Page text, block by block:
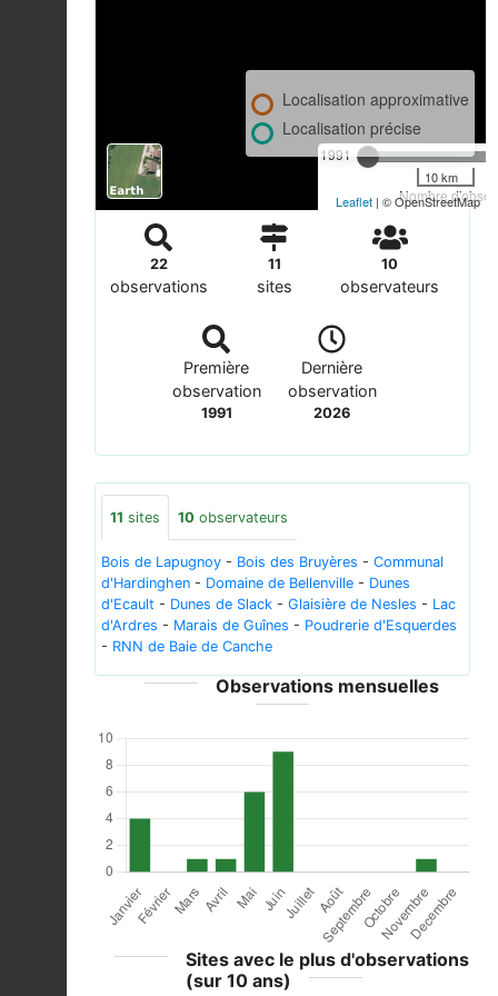
1991
Nombre
Localisation approximative
Localisation précise
10 km
Leaflet | © OpenStreetMap
22
observations
11
sites
10
observateurs
Première
observation
1991
Dernière
observation
2026
11 sites 10 observateurs
Bois de Lapugnoy - Bois des Bruyères - Communal
d'Hardinghen - Domaine de Bellenville - Dunes
d'Ecault - Dunes de Slack - Glaisière de Nesles - Lac
d'Ardres - Marais de Guînes - Poudrerie d'Esquerdes
- RNN de Baie de Canche
Observations mensuelles
Sites avec le plus d'observations
(sur 10 ans)